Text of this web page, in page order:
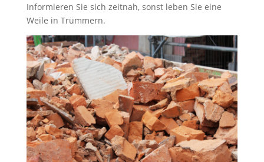
Informieren Sie sich zeitnah, sonst leben Sie eine
Weile in Trümmern.